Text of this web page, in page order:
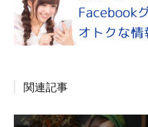
関連記事